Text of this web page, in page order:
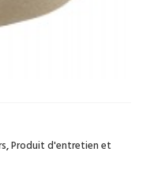
,Produit d'entretien et